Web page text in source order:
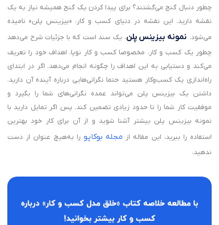
چطور دنبال گنج می‌گشتند؟ برای پیدا کردن یک گنج همیشه نیاز به یک
نقشه دارید. این نقشه در دنیای کسب و کار، «بیزینس پلن» نامیده
می‌شود. نمونه بیزینس پلن، یک سند است که با جزئیات شرح می‌دهد
چطور یک کسب و کار، مخصوصا کسب و کار نوپا، اهداف خود را تعریف
می‌کند و دستیابی به این اهداف را چگونه انجام می‌دهد. اگر در ابتدای
راه‌اندازی یک کسب‌وکار هستید حتما نگرانی‌هایی درباره آینده آن دارید.
داشتن یک بیزینس پلن می‌تواند عمده نگرانی‌های شما را بگیرد و
موفقیت کار شما را تا حدود زیادی تضمین کند. پس اگر تمایل دارید با
نمونه بیزینس پلن بیشتر آشنا شوید و از آن برای کار خود بهترین
استفاده را ببرید، این مقاله از مجله بوکاپو را به‌هیچ عنوان از دست
ندهید.